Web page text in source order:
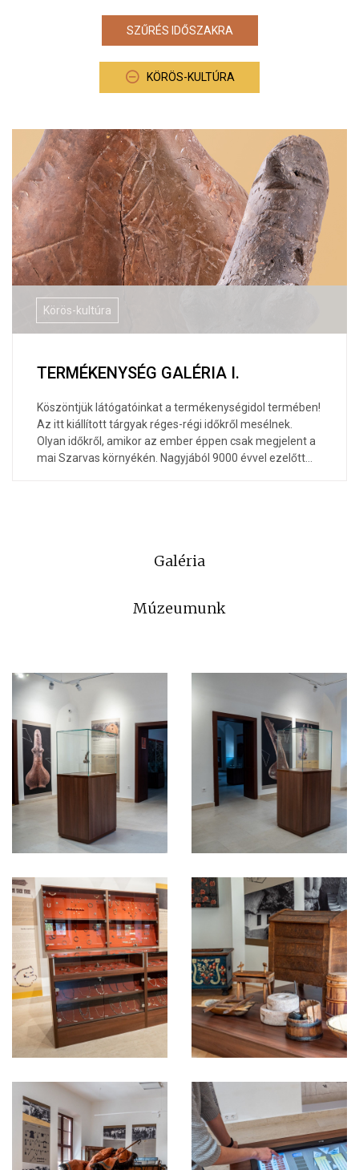
SZŰRÉS IDŐSZAKRA
KÖRÖS-KULTÚRA
Körös-kultúra
TERMÉKENYSÉG GALÉRIA I.
Köszöntjük látógatóinkat a termékenységidol termében!
Az itt kiállított tárgyak réges-régi időkről mesélnek.
Olyan időkről, amikor az ember éppen csak megjelent a
mai Szarvas környékén. Nagyjából 9000 évvel ezelőtt…
Galéria
Múzeumunk